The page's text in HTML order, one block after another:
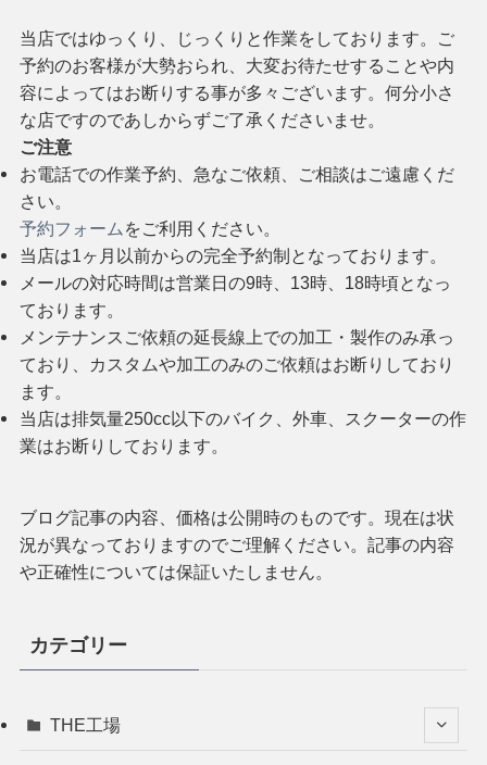
当店ではゆっくり、じっくりと作業をしております。ご
予約のお客様が大勢おられ、大変お待たせすることや内
容によってはお断りする事が多々ございます。何分小さ
な店ですのであしからずご了承くださいませ。
ご注意
お電話での作業予約、急なご依頼、ご相談はご遠慮くだ
さい。
予約フォーム をご利用ください。
当店は1ヶ月以前からの完全予約制となっております。
メールの対応時間は営業日の9時、13時、18時頃となっ
ております。
メンテナンスご依頼の延長線上での加工・製作のみ承っ
ており、カスタムや加工のみのご依頼はお断りしており
ます。
当店は排気量250cc以下のバイク、外車、スクーターの作
業はお断りしております。
ブログ記事の内容、価格は公開時のものです。現在は状
況が異なっておりますのでご理解ください。記事の内容
や正確性については保証いたしません。
カテゴリー
THE工場